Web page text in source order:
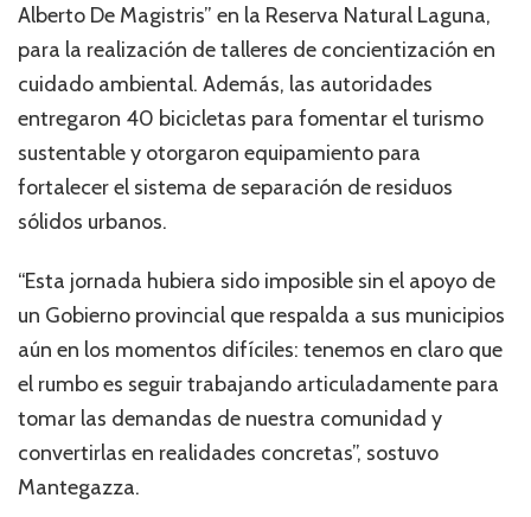
Alberto De Magistris” en la Reserva Natural Laguna,
para la realización de talleres de concientización en
cuidado ambiental. Además, las autoridades
entregaron 40 bicicletas para fomentar el turismo
sustentable y otorgaron equipamiento para
fortalecer el sistema de separación de residuos
sólidos urbanos.
“Esta jornada hubiera sido imposible sin el apoyo de
un Gobierno provincial que respalda a sus municipios
aún en los momentos difíciles: tenemos en claro que
el rumbo es seguir trabajando articuladamente para
tomar las demandas de nuestra comunidad y
convertirlas en realidades concretas”, sostuvo
Mantegazza.